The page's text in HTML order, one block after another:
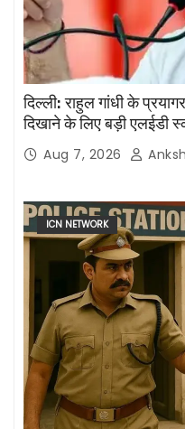
दिल्ली: राहुल गांधी के
दिखाने के लिए बड़ी एलईडी
Aug 7, 2026
ICN NETWORK